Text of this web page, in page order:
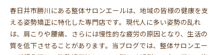
春日井市勝川にある整体サロンエールは、地域の皆様の健康を支
える姿勢矯正に特化した専門店です。現代人に多い姿勢の乱れ
は、肩こりや腰痛、さらには慢性的な疲労の原因となり、生活の
質を低下させることがあります。当ブログでは、整体サロンエー